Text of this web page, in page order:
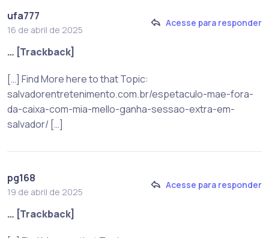
ufa777
16 de abril de 2025
Acesse para responder
… [Trackback]
[…] Find More here to that Topic:
salvadorentretenimento.com.br/espetaculo-mae-fora-
da-caixa-com-mia-mello-ganha-sessao-extra-em-
salvador/ […]
pg168
19 de abril de 2025
Acesse para responder
… [Trackback]